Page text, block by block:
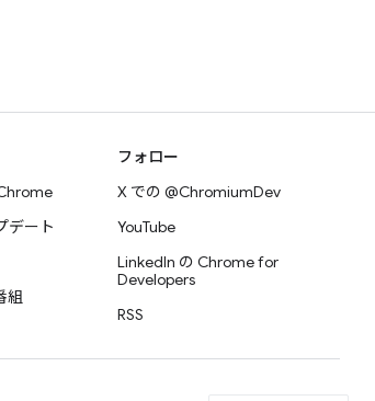
デート
組
フォロー
X での @ChromiumDev
YouTube
LinkedIn の Chrome for
Developers
RSS